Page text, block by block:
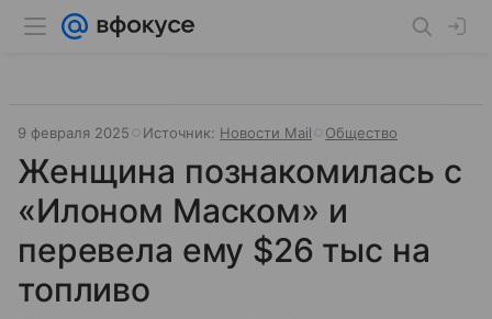
9 февраля 2025 Источник: Новости Mail Общество
Женщина познакомилась с
«Илоном Маском» и
перевела ему $26 тыс на
топливо